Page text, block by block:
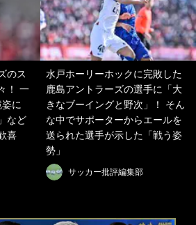
のス
！ 一
に
など
喜
水戸ホーリーホックに完敗した
鹿島アントラーズの選手に「大
きなブーイングと野次」！ そん
な中でサポーターからエールを
送られた選手が示した「戦う姿
勢」
サッカー批評編集部